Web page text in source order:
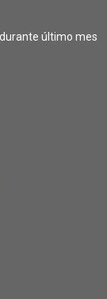
durante último mes